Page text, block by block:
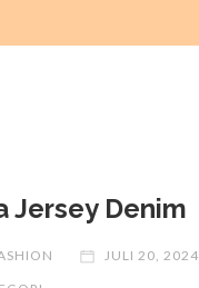
Jersey Denim
JULI 20, 2024